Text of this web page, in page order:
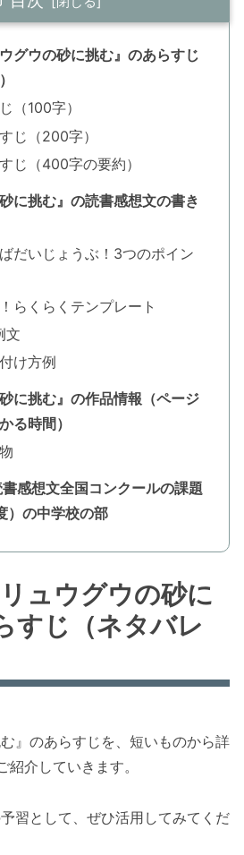
グウの砂に挑む』のあらすじ
（100字）
じ（200字）
じ（400字の要約）
に挑む』の読書感想文の書き
だいじょうぶ！3つのポイン
らくらくテンプレート
文
け方例
に挑む』の作品情報（ページ
る時間）
感想文全国コンクールの課題
）の中学校の部
ュウグウの砂に
すじ（ネタバレ
』のあらすじを、短いものから詳
紹介していきます。
習として、ぜひ活用してみてくだ